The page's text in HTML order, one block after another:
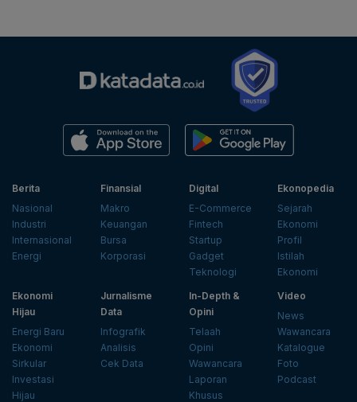
Berita
Nasional
Industri
Internasional
Energi
Finansial
Makro
Keuangan
Bursa
Korporasi
Digital
E-Commerce
Fintech
Startup
Gadget
Teknologi
Ekonopedia
Sejarah
Ekonomi
Profil
Istilah
Ekonomi
Ekonomi
Hijau
Energi Baru
Ekonomi
Sirkular
Investasi
Hijau
Jurnalisme
Data
Infografik
Analisis
Cek Data
In-Depth &
Opini
Telaah
Opini
Wawancara
Laporan
Khusus
Video
News
Wawancara
Katalogue
Foto
Podcast